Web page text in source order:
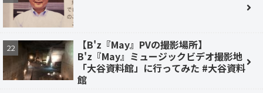
【B'z『May』PVの撮影場所】
B'z『May』ミュージックビデオ撮影地
「大谷資料館」に行ってみた #大谷資料
館